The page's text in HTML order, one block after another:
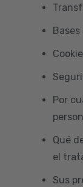
Por
Qué
el
Sus